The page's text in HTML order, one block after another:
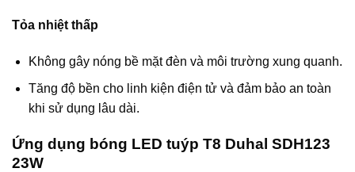
Tỏa nhiệt thấp
Không gây nóng bề mặt đèn và môi trường xung quanh.
Tăng độ bền cho linh kiện điện tử và đảm bảo an toàn
khi sử dụng lâu dài.
Ứng dụng bóng LED tuýp T8 Duhal SDH123
23W